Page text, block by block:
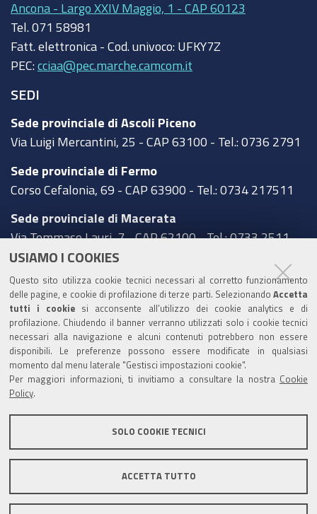
USIAMO I COOKIES
Questo sito utilizza cookie tecnici necessari al corretto funzionamento
delle pagine, e cookie di profilazione di terze parti. Selezionando Accetta
tutti i cookie si acconsente all’utilizzo dei cookie analytics e di
profilazione. Chiudendo il banner verranno utilizzati solo i cookie tecnici
necessari alla navigazione e alcuni contenuti potrebbero non essere
disponibili. Le preferenze possono essere modificate in qualsiasi
momento dal menu laterale "Gestisci impostazioni cookie".
Per maggiori informazioni, ti invitiamo a consultare la nostra Cookie
Policy
SOLO COOKIE TECNICI
ACCETTA TUTTO
Ancona - Largo XXIV Maggio, 1 - CAP 60123
Tel. 071 58981
Fatt. elettronica - Cod. univoco: UFKY7Z
PEC: cciaa@pec.marche.camcom.it
SEDI
Sede provinciale di Ascoli Piceno
Via Luigi Mercantini, 25 - CAP 63100 - Tel.: 0736 2791
Sede provinciale di Fermo
Corso Cefalonia, 69 - CAP 63900 - Tel.: 0734 217511
Sede provinciale di Macerata
Via Tommaso Lauri, 7 - CAP 62100 - Tel.: 0733 2511
Sede provinciale di Pesaro Urbino
Corso XI Settembre, 116 - CAP 61121 - Tel.: 0721
3571
TRASPARENZA
Amministrazione trasparente
Statistiche Web del sito (fonte Web Analytics Italia)
Contatti
Dichiarazione di accessibilità
Area riservata